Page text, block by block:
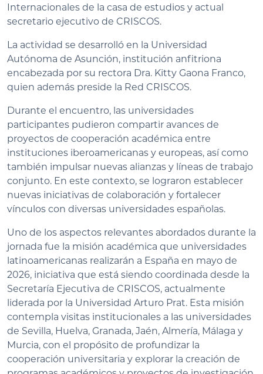
Internacionales de la casa de estudios y actual
secretario ejecutivo de CRISCOS.
La actividad se desarrolló en la Universidad
Autónoma de Asunción, institución anfitriona
encabezada por su rectora Dra. Kitty Gaona Franco,
quien además preside la Red CRISCOS.
Durante el encuentro, las universidades
participantes pudieron compartir avances de
proyectos de cooperación académica entre
instituciones iberoamericanas y europeas, así como
también impulsar nuevas alianzas y líneas de trabajo
conjunto. En este contexto, se lograron establecer
nuevas iniciativas de colaboración y fortalecer
vínculos con diversas universidades españolas.
Uno de los aspectos relevantes abordados durante la
jornada fue la misión académica que universidades
latinoamericanas realizarán a España en mayo de
2026, iniciativa que está siendo coordinada desde la
Secretaría Ejecutiva de CRISCOS, actualmente
liderada por la Universidad Arturo Prat. Esta misión
contempla visitas institucionales a las universidades
de Sevilla, Huelva, Granada, Jaén, Almería, Málaga y
Murcia, con el propósito de profundizar la
cooperación universitaria y explorar la creación de